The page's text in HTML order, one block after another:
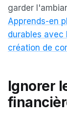
garder
Apprends-en
durables avec
création de
Ignorer